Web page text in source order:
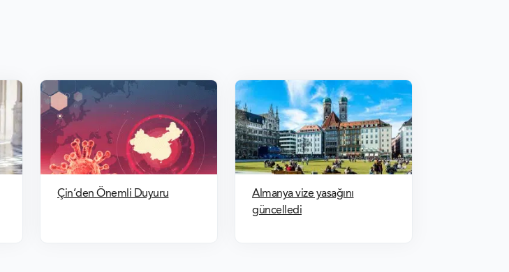
Çin’den Önemli Duyuru
Almanya vize yasağını
güncelledi